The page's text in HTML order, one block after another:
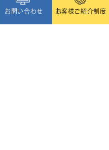
お問い合わせ お客様ご紹介制度